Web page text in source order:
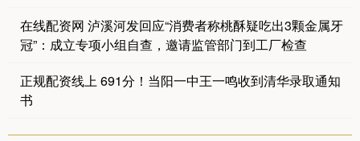
在线配资网 泸溪河发回应“消费者称桃酥疑吃出3颗金属牙
冠”：成立专项小组自查，邀请监管部门到工厂检查
正规配资线上 691分！当阳一中王一鸣收到清华录取通知
书